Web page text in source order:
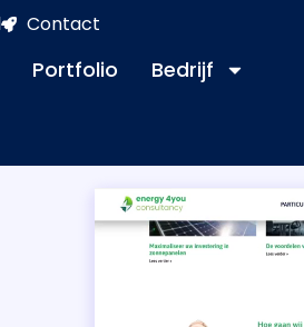
Contact
Portfolio Bedrijf